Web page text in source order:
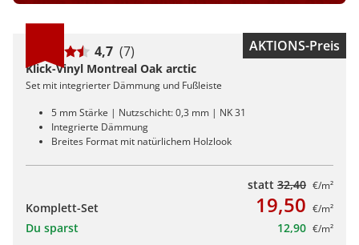
AKTIONS-Preis
4,7 (7)
Klick-Vinyl Montreal Oak arctic
Set mit integrierter Dämmung und Fußleiste
5 mm Stärke | Nutzschicht: 0,3 mm | NK 31
Integrierte Dämmung
Breites Format mit natürlichem Holzlook
statt 32,40 €/m²
Komplett-Set 19,50 €/m²
Du sparst 12,90 €/m²